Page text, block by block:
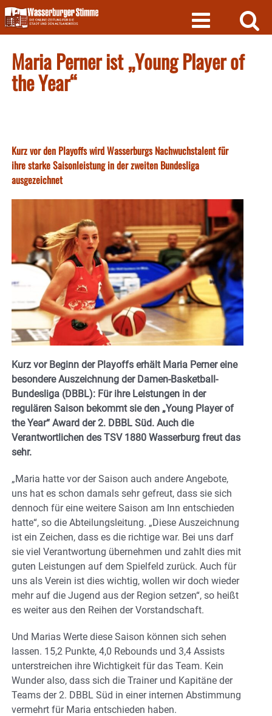
Skip
to
content
Maria Perner ist „Young Player of
the Year“
Kurz vor den Playoffs wird Wasserburgs Nachwuchstalent für
ihre starke Saisonleistung in der zweiten Bundesliga
ausgezeichnet
Kurz vor Beginn der Playoffs erhält Maria Perner eine
besondere Auszeichnung der Damen-Basketball-
Bundesliga (DBBL): Für ihre Leistungen in der
regulären Saison bekommt sie den „Young Player of
the Year“ Award der 2. DBBL Süd. Auch die
Verantwortlichen des TSV 1880 Wasserburg freut das
sehr.
„Maria hatte vor der Saison auch andere Angebote,
uns hat es schon damals sehr gefreut, dass sie sich
dennoch für eine weitere Saison am Inn entschieden
hatte“, so die Abteilungsleitung. „Diese Auszeichnung
ist ein Zeichen, dass es die richtige war. Bei uns darf
sie viel Verantwortung übernehmen und zahlt dies mit
guten Leistungen auf dem Spielfeld zurück. Auch für
uns als Verein ist dies wichtig, wollen wir doch wieder
mehr auf die Jugend aus der Region setzen“, so heißt
es weiter aus den Reihen der Vorstandschaft.
Und Marias Werte diese Saison können sich sehen
lassen. 15,2 Punkte, 4,0 Rebounds und 3,4 Assists
unterstreichen ihre Wichtigkeit für das Team. Kein
Wunder also, dass sich die Trainer und Kapitäne der
Teams der 2. DBBL Süd in einer internen Abstimmung
vermehrt für Maria entschieden haben.